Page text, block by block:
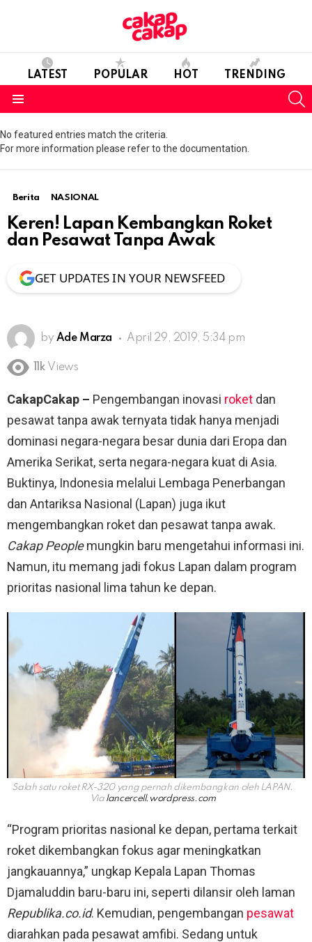
LATEST POPULAR HOT TRENDING
No featured entries match the criteria.
For more information please refer to the documentation.
Berita NASIONAL
Keren! Lapan Kembangkan Roket
dan Pesawat Tanpa Awak
GET UPDATES IN YOUR NEWSFEED
by Ade Marza April 29, 2019, 5:34 pm
11k Views
CakapCakap – Pengembangan inovasi roket dan
pesawat tanpa awak ternyata tidak hanya menjadi
dominasi negara-negara besar dunia dari Eropa dan
Amerika Serikat, serta negara-negara kuat di Asia.
Buktinya, Indonesia melalui Lembaga Penerbangan
dan Antariksa Nasional (Lapan) juga ikut
mengembangkan roket dan pesawat tanpa awak.
Cakap Peoplemungkin baru mengetahui informasi ini.
Namun, itu memang jadi fokus Lapan dalam program
prioritas nasional lima tahun ke depan.
Salah satu roket RX-320 yang pernah dikembangkan oleh LAPAN.
Via lancercell.wordpress.com
“Program prioritas nasional ke depan, pertama terkait
roket dikembangkan fokus agar meningkatkan
jangkauannya,” ungkap Kepala Lapan Thomas
Djamaluddin baru-baru ini, seperti dilansir oleh laman
Republika.co.id. Kemudian, pengembangan pesawat
diarahkan pada pesawat amfibi. Sedang untuk